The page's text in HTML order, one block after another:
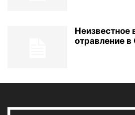
Неизвестное
отравление